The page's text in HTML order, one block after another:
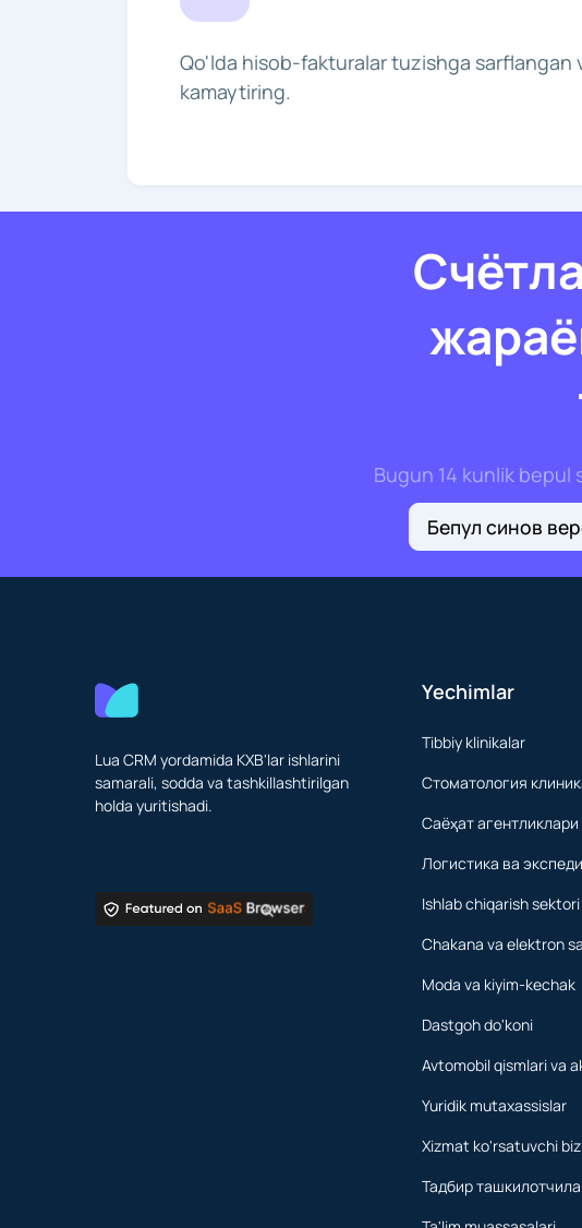
Qo'lda hisob-fakturalar tuzishga sarflangan
kamaytiring.
Bugun 14 kunlik bepul
Бепул синов
Lua CRM yordamida KXB'lar ishlarini
samarali, sodda va tashkillashtirilgan
holda yuritishadi.
Yechimlar
Tibbiy klinikalar
Стоматология
Саёҳат агентликлари
Логистика ва
Ishlab chiqarish sektori
Chakana va elektron
Moda va kiyim-kechak
Dastgoh do'koni
Avtomobil qismlari va
Yuridik mutaxassislar
Xizmat ko'rsatuvchi
Тадбир